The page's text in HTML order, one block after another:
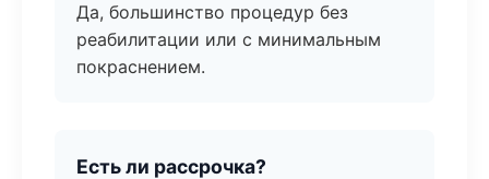
Да, большинство процедур без
реабилитации или с минимальным
покраснением.
Есть ли рассрочка?